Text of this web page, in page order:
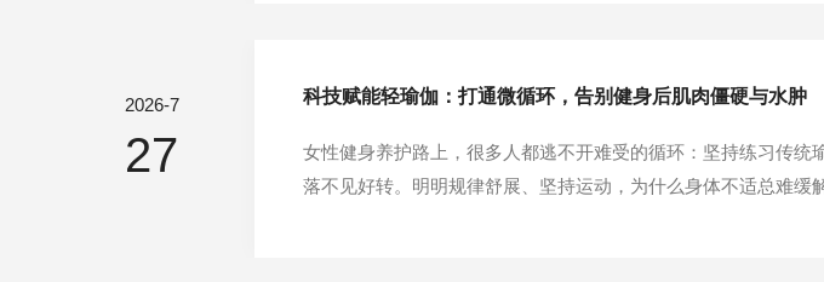
2026-7
27
科技赋能轻瑜伽：打通微循环，告别健身后肌肉僵硬与水肿
女性健身养护路上，很多人都逃不开难受的循环：坚持练习传
落不见好转。明明规律舒展、坚持运动，为什么身体不适总难